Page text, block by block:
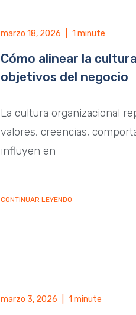
marzo 18, 2026 1 minute
Cómo alinear la
objetivos del negocio
La cultura organizacional
valores, creencias,
influyen en
CONTINUAR LEYENDO
marzo 3, 2026 1 minute